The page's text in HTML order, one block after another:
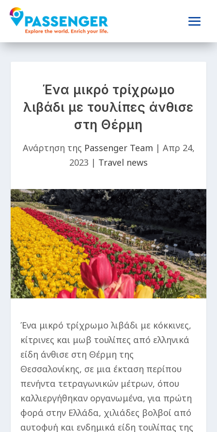
Ένα μικρό τρίχρωμο
λιβάδι με τουλίπες άνθισε
στη Θέρμη
Ανάρτηση της Passenger Team | Απρ 24,
2023 | Travel news
Ένα μικρό τρίχρωμο λιβάδι με κόκκινες,
κίτρινες και μωβ τουλίπες από ελληνικά
είδη άνθισε στη Θέρμη της
Θεσσαλονίκης, σε μια έκταση περίπου
πενήντα τετραγωνικών μέτρων, όπου
καλλιεργήθηκαν οργανωμένα, για πρώτη
φορά στην Ελλάδα, χιλιάδες βολβοί από
αυτοφυή και ενδημικά είδη τουλίπας της